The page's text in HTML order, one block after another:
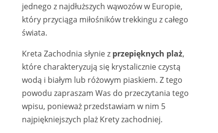
jednego z najdłuższych wąwozów w Europie,
który przyciąga miłośników trekkingu z całego
świata.
Kreta Zachodnia słynie z przepięknych plaż,
które charakteryzują się krystalicznie czystą
wodą i białym lub różowym piaskiem. Z tego
powodu zapraszam Was do przeczytania tego
wpisu, ponieważ przedstawiam w nim 5
najpiękniejszych plaż Krety zachodniej.